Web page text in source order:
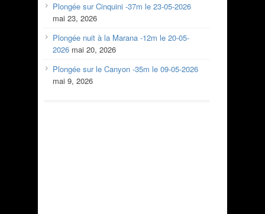
Plongée sur Cinquini -37m le 23-05-2026
mai 23, 2026
Plongée nuit à la Marana -12m le 20-05-
2026 mai 20, 2026
Plongée sur le Canyon -35m le 09-05-2026
mai 9, 2026